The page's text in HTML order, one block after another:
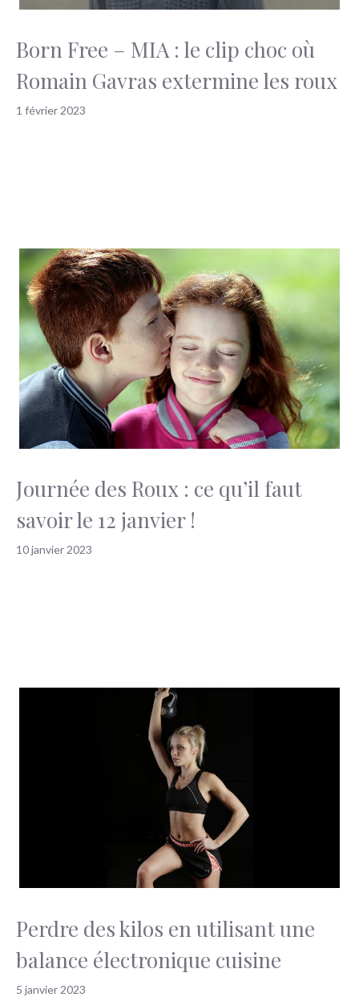
Born Free – MIA : le clip choc où
Romain Gavras extermine les roux
1 février 2023
Journée des Roux : ce qu’il faut
savoir le 12 janvier !
10 janvier 2023
Perdre des kilos en utilisant une
balance électronique cuisine
5 janvier 2023